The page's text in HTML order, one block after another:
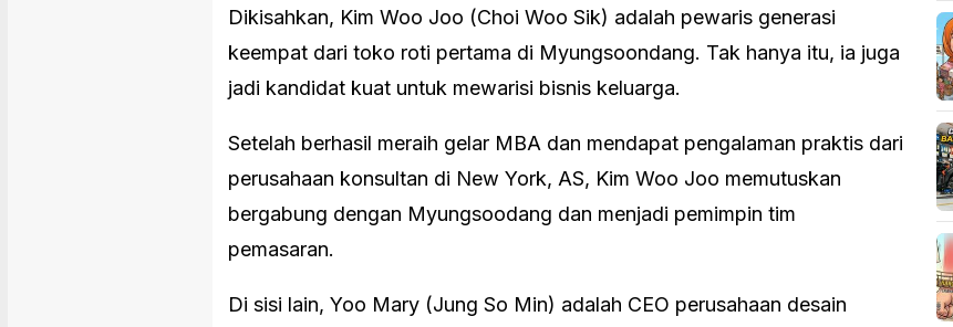
Dikisahkan, Kim Woo Joo (Choi Woo Sik) adalah pewaris generasi
keempat dari toko roti pertama di Myungsoondang. Tak hanya itu, ia juga
jadi kandidat kuat untuk mewarisi bisnis keluarga.
Setelah berhasil meraih gelar MBA dan mendapat pengalaman praktis dari
perusahaan konsultan di New York, AS, Kim Woo Joo memutuskan
bergabung dengan Myungsoodang dan menjadi pemimpin tim
pemasaran.
Di sisi lain, Yoo Mary (Jung So Min) adalah CEO perusahaan desain